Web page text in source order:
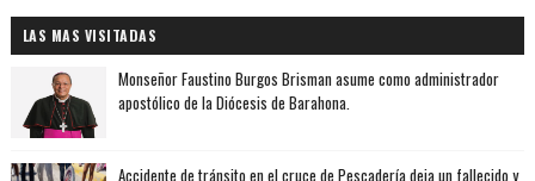
LAS MAS VISITADAS
Monseñor Faustino Burgos Brisman asume como administrador
apostólico de la Diócesis de Barahona.
Accidente de tránsito en el cruce de Pescadería deja un fallecido y